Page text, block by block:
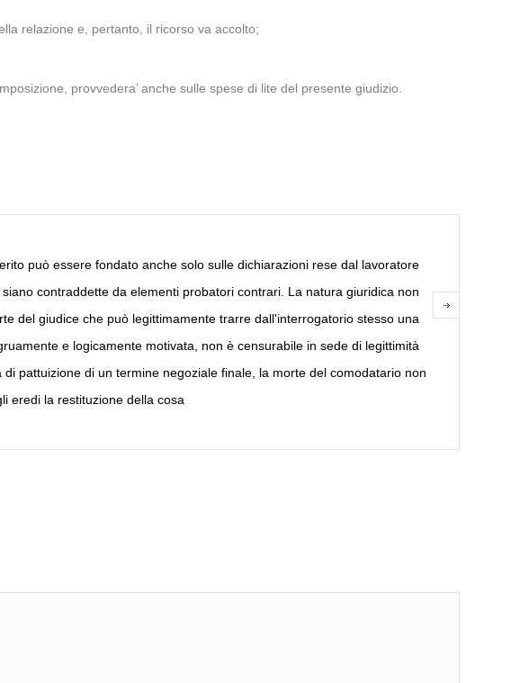
relazione e, pertanto, il ricorso va accolto;
provvedera’ anche sulle spese di lite del presente giudizio.
può essere fondato anche solo sulle dichiarazioni rese dal lavoratore
contraddette da elementi probatori contrari. La natura giuridica non
del giudice che può legittimamente trarre dall'interrogatorio stesso una
e logicamente motivata, non è censurabile in sede di legittimità
pattuizione di un termine negoziale finale, la morte del comodatario non
eredi la restituzione della cosa